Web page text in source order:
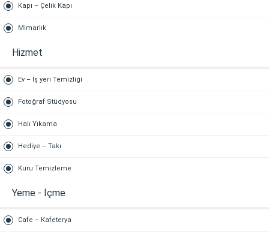
Kapı – Çelik Kapı
Mimarlık
Hizmet
Ev – İş yeri Temizliği
Fotoğraf Stüdyosu
Halı Yıkama
Hediye – Takı
Kuru Temizleme
Yeme - İçme
Cafe – Kafeterya